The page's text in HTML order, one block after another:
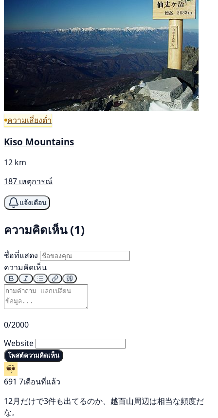
ความเสี่ยงต่ำ
Kiso Mountains
12 km
187 เหตุการณ์
แจ้งเตือน
ความคิดเห็น (1)
ชื่อที่แสดง
ความคิดเห็น
0/2000
Website
โพสต์ความคิดเห็น
691 7เดือนที่แล้ว
12月だけで3件も出てるのか、越百山周辺は相当な頻度だ
な。